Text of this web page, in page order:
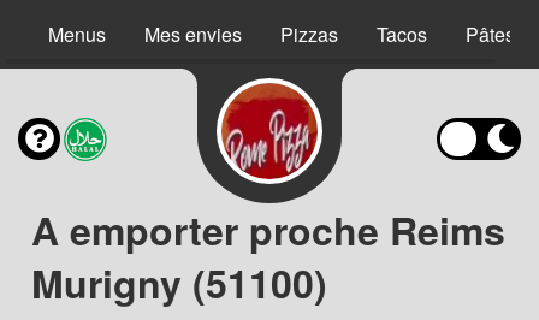
Menus Mes envies Pizzas Tacos Pâtes
A emporter proche Reims
Murigny (51100)